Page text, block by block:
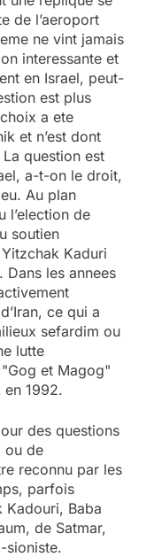
de l’aeroport
ne vint jamais
interessante et
en Israel, peut-
est plus
a ete
et n’est dont
question est
a-t-on le droit,
Au plan
l’election de
soutien
Kaduri
Dans les annees
ce qui a
sefardim ou
lutte
et Magog"
en 1992.
des questions
ou de
reconnu par les
parfois
Kadouri, Baba
de Satmar,
sioniste.